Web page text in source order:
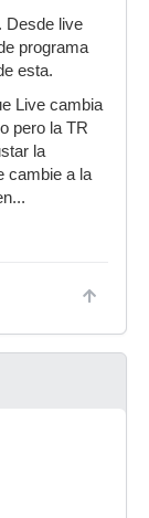
Desde live
programa
esta.
Live cambia
pero la TR
la
cambie a la